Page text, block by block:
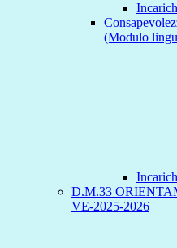
(Modulo
D.M.33
VE-2025-2026